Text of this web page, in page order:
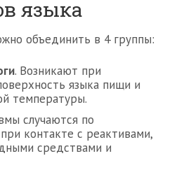
языка
объединить в 4 группы:
. Возникают при
языка пищи и
температуры.
случаются по
контакте с реактивами,
средствами и